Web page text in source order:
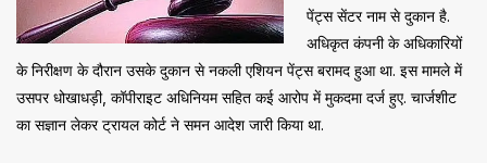
पेंट्स सेंटर नाम से दुकान है.
अधिकृत कंपनी के अधिकारियों
के निरीक्षण के दौरान उसके दुकान से नकली एशियन पेंट्स बरामद हुआ था. इस मामले में
उसपर धोखाधड़ी, कॉपीराइट अधिनियम सहित कई आरोप में मुकदमा दर्ज हुए. चार्जशीट
का सज्ञान लेकर ट्रायल कोर्ट ने समन आदेश जारी किया था.